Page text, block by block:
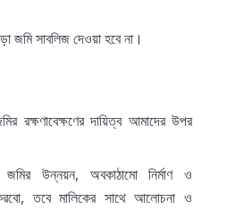
জমি সাবলিজ দেওয়া হবে না।
রক্ষণাবেক্ষণের দায়িত্ব আমাদের উপর
উন্নয়ন, অবকাঠামো নির্মাণ ও
তবে মালিকের সাথে আলোচনা ও